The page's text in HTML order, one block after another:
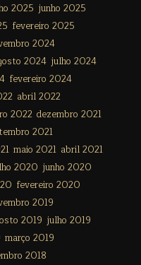
2025 junho 2025
fevereiro 2025
2024
2024 julho 2024
fevereiro 2024
abril 2022
2022 dezembro 2021
2021
maio 2021 abril 2021
2020 junho 2020
fevereiro 2020
2019
2019 julho 2019
março 2019
2018